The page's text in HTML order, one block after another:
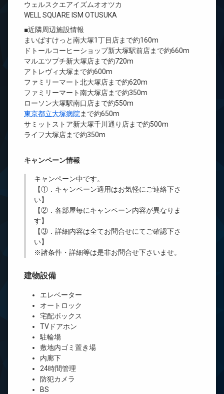
ウェルスクエアイズムオオツカ
WELL SQUARE ISM OTUSUKA
■近隣周辺施設情報
まいばすけっと南大塚1丁目店まで約160m
ドトールコーヒーショップ新大塚駅前店まで約660m
マルエツプチ新大塚店まで約720m
アトレヴィ大塚まで約600m
ファミリーマート北大塚店まで約620m
ファミリーマート南大塚店まで約350m
ローソン大塚駅南口店まで約550m
東京都立大塚病院 まで約650m
サミットストア新大塚千川通り店まで約500m
ライフ大塚店まで約350m
キャンペーン情報
キャンペーン中です。
【①．キャンペーン適用はお気軽にご連絡下さ
い】
【②．各部屋毎にキャンペーン内容が異なりま
す】
【③．詳細内容は全てお問合せにてご確認下さ
い】
※諸条件・詳細等は是非お問合せ下さいませ。
建物設備
エレベーター
オートロック
宅配ボックス
TVドアホン
駐輪場
敷地内ゴミ置き場
内廊下
24時間管理
防犯カメラ
BS